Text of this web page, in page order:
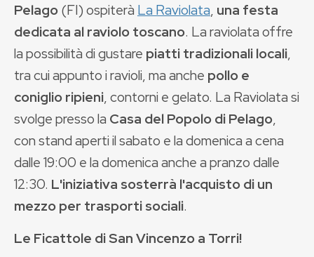
Pelago(FI) ospiterà La Raviolata, una festa
dedicata al raviolo toscano. La raviolata offre
la possibilità di gustare piatti tradizionali locali,
tra cui appunto i ravioli, ma anche pollo e
coniglio ripieni, contorni e gelato. La Raviolata si
svolge presso la Casa del Popolo di Pelago,
con stand aperti il sabato e la domenica a cena
dalle 19:00 e la domenica anche a pranzo dalle
12:30. L'iniziativa sosterrà l'acquisto di un
mezzo per trasporti sociali.
Le Ficattole di San Vincenzo a Torri!